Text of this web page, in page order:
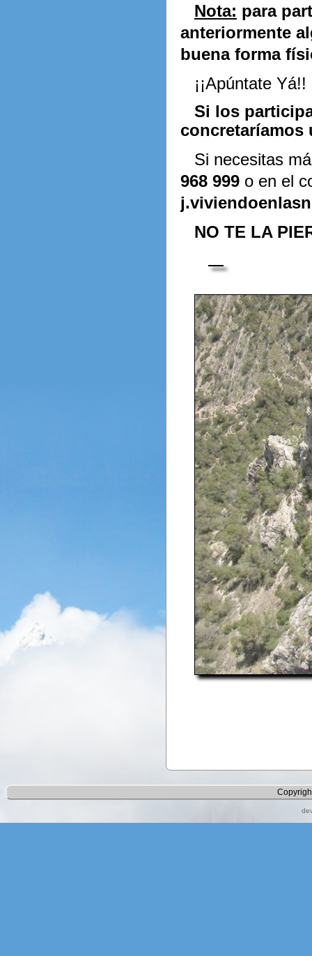
Nota: para
anteriormente
buena forma
¡¡Apúntate Yá!!
Si los
concretaríamos
Si necesitas
968 999 o en el
NO TE LA